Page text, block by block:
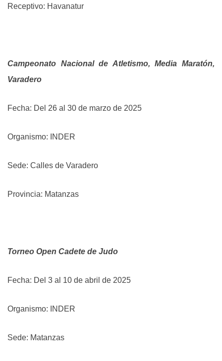
Receptivo: Havanatur
Campeonato Nacional de Atletismo, Media Maratón,
Varadero
Fecha: Del 26 al 30 de marzo de 2025
Organismo: INDER
Sede: Calles de Varadero
Provincia: Matanzas
Torneo Open Cadete de Judo
Fecha: Del 3 al 10 de abril de 2025
Organismo: INDER
Sede: Matanzas